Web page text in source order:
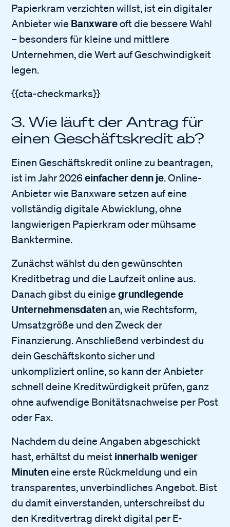
Papierkram verzichten willst, ist ein digitaler
Anbieter wie Banxwareoft die bessere Wahl
– besonders für kleine und mittlere
Unternehmen, die Wert auf Geschwindigkeit
legen.
{{cta-checkmarks}}
3. Wie läuft der Antrag für
einen Geschäftskredit ab?
Einen Geschäftskredit online zu beantragen,
ist im Jahr 2026einfacher denn je. Online-
Anbieter wie Banxware setzen auf eine
vollständig digitale Abwicklung, ohne
langwierigen Papierkram oder mühsame
Banktermine.
Zunächst wählst du den gewünschten
Kreditbetrag und die Laufzeit online aus.
Danach gibst du einigegrundlegende
Unternehmensdatenan, wie Rechtsform,
Umsatzgröße und den Zweck der
Finanzierung. Anschließend verbindest du
dein Geschäftskonto sicher und
unkompliziert online, so kann der Anbieter
schnell deine Kreditwürdigkeit prüfen, ganz
ohne aufwendige Bonitätsnachweise per Post
oder Fax.
Nachdem du deine Angaben abgeschickt
hast, erhältst du meist innerhalb weniger
Minuteneine erste Rückmeldung und ein
transparentes, unverbindliches Angebot. Bist
du damit einverstanden, unterschreibst du
den Kreditvertrag direkt digital per E-